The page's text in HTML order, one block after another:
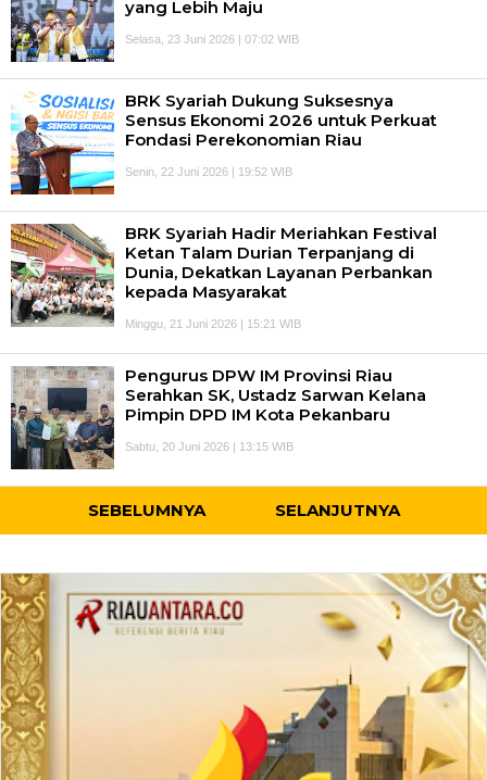
yang Lebih Maju
Selasa, 23 Juni 2026 | 07:02 WIB
BRK Syariah Dukung Suksesnya
Sensus Ekonomi 2026 untuk Perkuat
Fondasi Perekonomian Riau
Senin, 22 Juni 2026 | 19:52 WIB
BRK Syariah Hadir Meriahkan Festival
Ketan Talam Durian Terpanjang di
Dunia, Dekatkan Layanan Perbankan
kepada Masyarakat
Minggu, 21 Juni 2026 | 15:21 WIB
Pengurus DPW IM Provinsi Riau
Serahkan SK, Ustadz Sarwan Kelana
Pimpin DPD IM Kota Pekanbaru
Sabtu, 20 Juni 2026 | 13:15 WIB
SEBELUMNYA SELANJUTNYA